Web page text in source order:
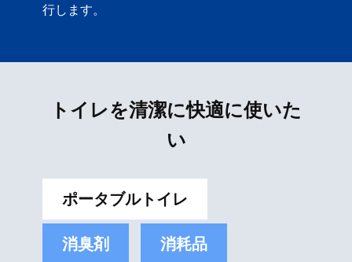
行します。
トイレを清潔に快適に使いた
い
ポータブルトイレ
消臭剤 消耗品